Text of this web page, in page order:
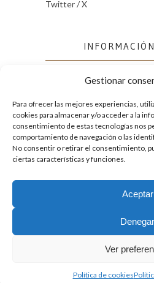
Gestionar
Para ofrecer las mejores experiencias,
cookies para almacenar y/o acceder a la
consentimiento de estas tecnologías nos
comportamiento de navegación o las
No consentir o retirar el consentimiento,
ciertas características y funciones.
Aceptar
Denegar
Ver
Política de cookies
Twitter / X
Política de cookies (UE)
Política de privacidad